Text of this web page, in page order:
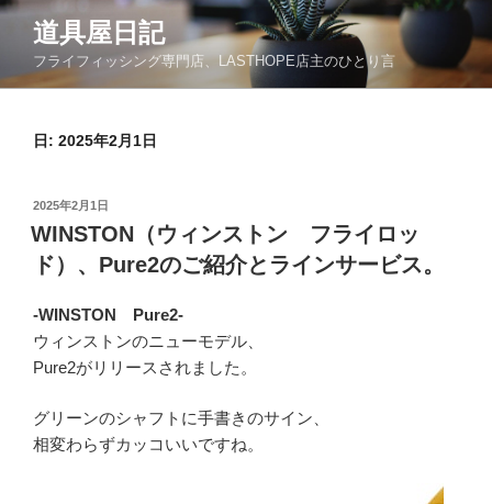
コ
ン
道具屋日記
フライフィッシング専門店、LASTHOPE店主のひとり言
日: 2025年2月1日
投
稿
日:
2025年2月1日
WINSTON（ウィンストン フライロッ
ド）、Pure2のご紹介とラインサービス。
-WINSTON Pure2-
ウィンストンのニューモデル、
Pure2がリリースされました。
グリーンのシャフトに手書きのサイン、
相変わらずカッコいいですね。